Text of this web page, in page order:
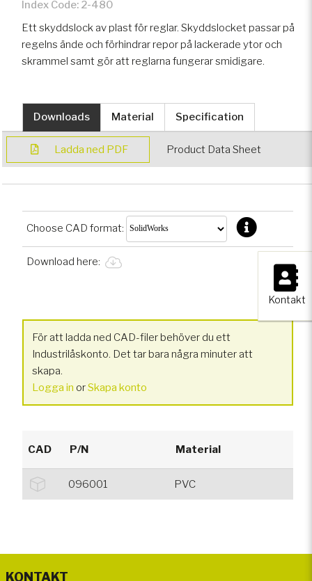
×
Kontakt
Index Code: 2-480
Ett skyddslock av plast för reglar. Skyddslocket passar på
regelns ände och förhindrar repor på lackerade ytor och
skrammel samt gör att reglarna fungerar smidigare.
Downloads Material Specification
Ladda ned PDF Product Data Sheet
Choose CAD format:
Download here:
För att ladda ned CAD-filer behöver du ett
Industrilåskonto. Det tar bara några minuter att
skapa.
Logga in orSkapa konto
CAD P/N Material
096001 PVC
KONTAKT